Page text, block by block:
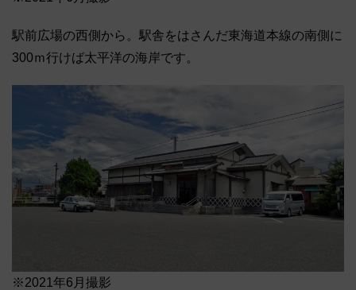
駅前広場の西側から。駅舎をはさんだ東海道本線の南側に
300ｍ行けば太平洋の海岸です。
※2021年6月撮影